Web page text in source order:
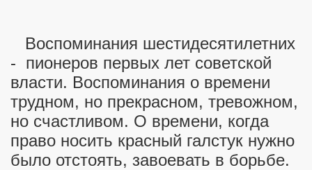
Воспоминания шестидесятилетних
- пионеров первых лет советской
власти. Воспоминания о времени
трудном, но прекрасном, тревожном,
но счастливом. О времени, когда
право носить красный галстук нужно
было отстоять, завоевать в борьбе.